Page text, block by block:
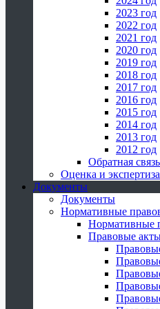
2023 год
2022 год
2021 год
2020 год
2019 год
2018 год
2017 год
2016 год
2015 год
2014 год
2013 год
2012 год
Обратная
Оценка и
Документы
Документы
Нормативные
Нормативные
Правовые